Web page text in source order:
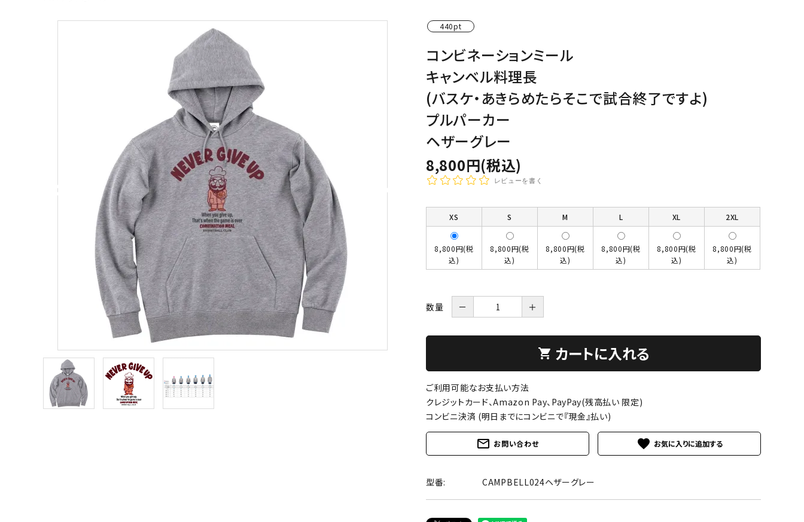
キャンベル料理長 湘南のわんこディオゴくん
440pt
コンビネーションミール
キャンベル料理長
(バスケ・あきらめたらそこで試合終了ですよ)
プルパーカー
ヘザーグレー
8,800円(税込)
レビューを書く
XS S M L XL 2XL
8,800円(税
込)
8,800円(税
込)
8,800円(税
込)
8,800円(税
込)
8,800円(税
込)
8,800円(税
込)
数量 － ＋
shopping_cart カートに入れる
ご利用可能なお支払い方法
クレジットカード、Amazon Pay、PayPay(残高払い 限定)
コンビニ決済 (明日までにコンビニで『現金』払い)
mail_outline お問い合わせ favorite
型番: CAMPBELL024ヘザーグレー